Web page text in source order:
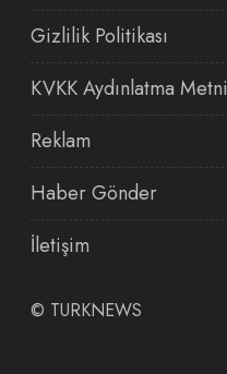
Gizlilik Politikası
KVKK Aydınlatma Metni
Reklam
Haber Gönder
İletişim
© TURKNEWS